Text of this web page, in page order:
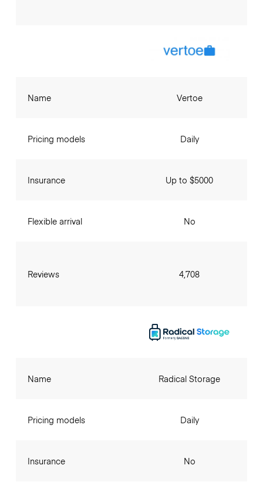
Name
Pricing models
Insurance
Flexible arrival
Reviews
Vertoe
Daily
Up to $5000
No
4,708
Name
Pricing models
Insurance
Radical Storage
Daily
No